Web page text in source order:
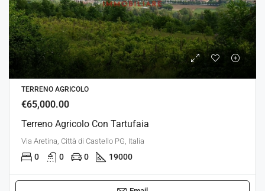
TERRENO AGRICOLO
€65,000.00
Terreno Agricolo Con Tartufaia
Via Aretina, Città di Castello PG, Italia
0 0 0 19000